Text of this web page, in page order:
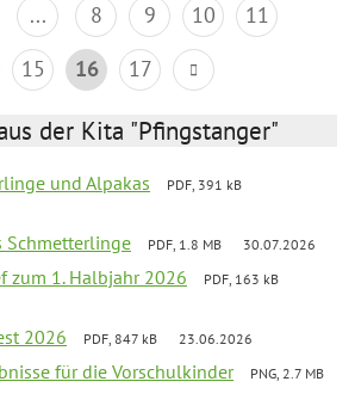
... 8 9 10
11
15 16 17
der Kita "Pfingstanger"
und Alpakas
PDF, 391 kB
Schmetterlinge PDF, 1.8 MB 30.07.2026
zum 1. Halbjahr 2026
PDF, 163 kB
2026 PDF, 847 kB 23.06.2026
für die Vorschulkinder
PNG, 2.7 MB